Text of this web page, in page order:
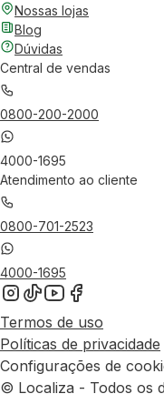
Nossas lojas
Blog
Dúvidas
Central de vendas
0800-200-2000
4000-1695
Atendimento ao cliente
0800-701-2523
4000-1695
Termos de uso
Políticas de privacidade
Configurações de
© Localiza - Todos os